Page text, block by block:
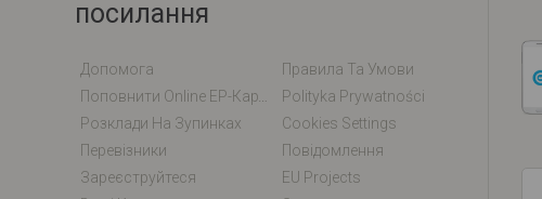
посилання
Допомога
Правила Та Умови
Polityka Prywatności
Розклади На Зупинках
Cookies Settings
Перевізники
Повідомлення
Зареєструйтеся
EU Projects